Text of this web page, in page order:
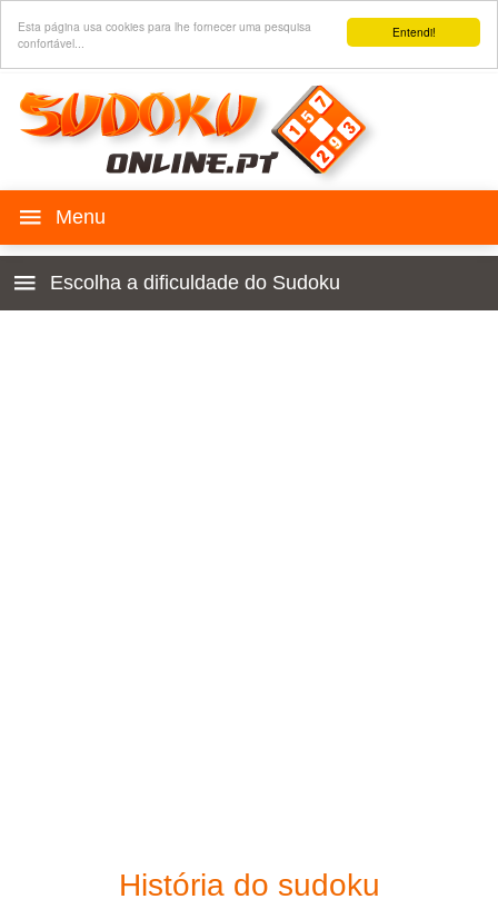
Entendi!
Esta página usa cookies para lhe fornecer uma pesquisa
confortável...
Jogo SUDOKU
Escolha a dificuldade do Sudoku
História do sudoku